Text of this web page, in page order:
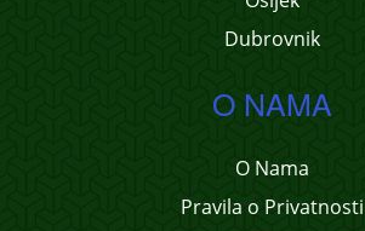
Dubrovnik
O NAMA
O Nama
Pravila o Privatnosti